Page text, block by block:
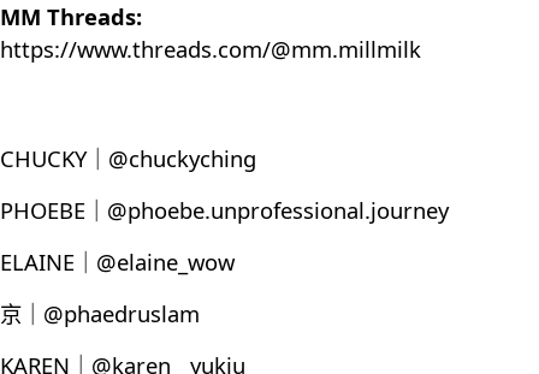
MM Threads:
https://www.threads.com/@mm.millmilk
CHUCKY｜@chuckyching
PHOEBE｜@phoebe.unprofessional.journey
ELAINE｜@elaine_wow
京｜@phaedruslam
KAREN｜@karen__yukiu